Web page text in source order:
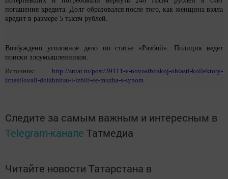
погашения кредита. Долг образовался после того, как женщина взяла
кредит в размере 5 тысяч рублей.
Возбуждено уголовное дело по статье «Разбой». Полиция ведет
поиски злоумышленников.
Источник: http://sntat.ru/post/39111-v-novosibirskoj-oblasti-kollektory-
iznasilovali-dolzhnitsu-i-izbili-ee-muzha-s-synom
Следите за самым важным и интересным в
Telegram-канале Татмедиа
Читайте новости Татарстана в